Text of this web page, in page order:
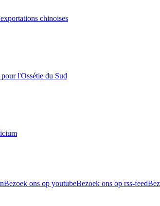
chinoises
l'Ossétie du Sud
Bezoek ons op youtubeBezoek ons op rss-feed